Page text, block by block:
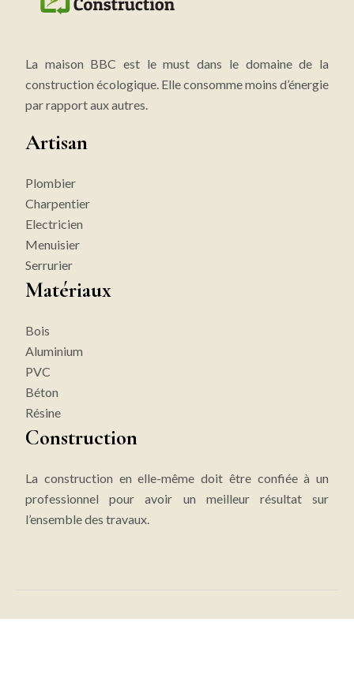
La maison BBC est le must dans le domaine de la
construction écologique. Elle consomme moins d’énergie
par rapport aux autres.
Artisan
Plombier
Charpentier
Electricien
Menuisier
Serrurier
Matériaux
Bois
Aluminium
PVC
Béton
Résine
Construction
La construction en elle-même doit être confiée à un
professionnel pour avoir un meilleur résultat sur
l’ensemble des travaux.
Passez à l’éco-construction avec la maison